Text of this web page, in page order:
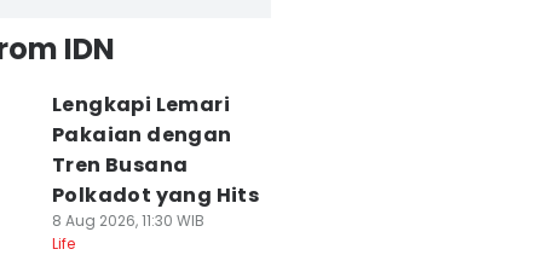
IDN
Lengkapi Lemari
Pakaian dengan
Tren Busana
Polkadot yang Hits
8 Aug 2026, 11:30 WIB
Life